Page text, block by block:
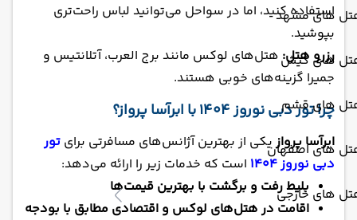
های مشهد
های کیش
های قشم
های اصفهان
های خارجی
استفاده کنید، اما در سواحل می‌توانید لباس راحت‌تری
بپوشید.
رزرو هتل:هتل‌های لوکس مانند برج العرب، آتلانتیس و
جمیرا گزینه‌های خوبی هستند.
چرا تور دبی نوروز 1404 با ابرآسا پرواز؟
ابرآسا پروازیکی از بهترین آژانس‌های مسافرتی برای تور
دبی نوروز 1404
است که خدمات زیر را ارائه می‌دهد:
بلیط رفت و برگشت با بهترین قیمت‌ها
اقامت در هتل‌های لوکس و اقتصادی مطابق با بودجه